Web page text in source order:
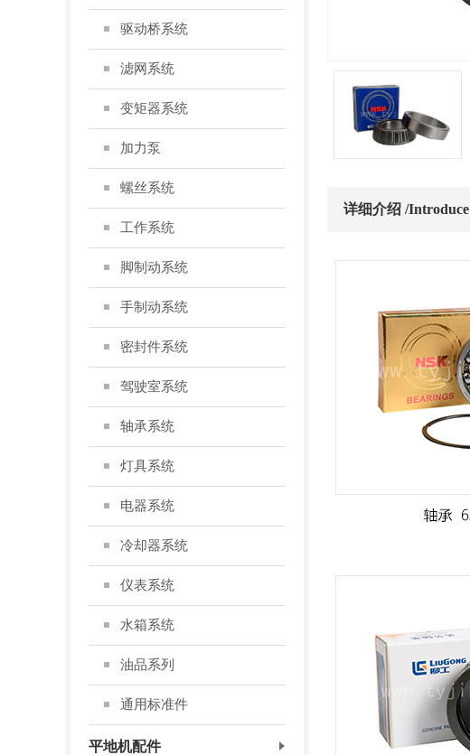
驱动桥系统
滤网系统
变矩器系统
加力泵
螺丝系统
工作系统
脚制动系统
手制动系统
密封件系统
驾驶室系统
轴承系统
灯具系统
电器系统
冷却器系统
仪表系统
水箱系统
油品系列
通用标准件
平地机配件
详细介绍 /Introduce